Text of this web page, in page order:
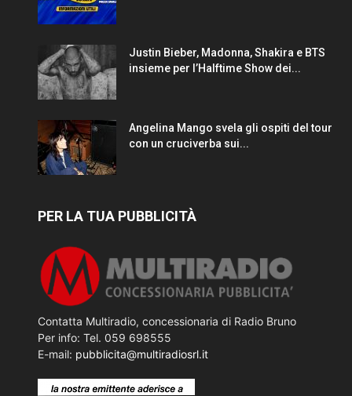
Justin Bieber, Madonna, Shakira e BTS
insieme per l’Halftime Show dei...
Angelina Mango svela gli ospiti del tour
con un cruciverba sui...
PER LA TUA PUBBLICITÀ
Contatta Multiradio, concessionaria di Radio Bruno
Per info: Tel. 059 698555
E-mail: pubblicita@multiradiosrl.it